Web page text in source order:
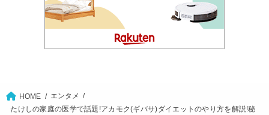
HOME
エンタメ
たけしの家庭の医学で話題!アカモク(ギバサ)ダイエットのやり方を解説!秘